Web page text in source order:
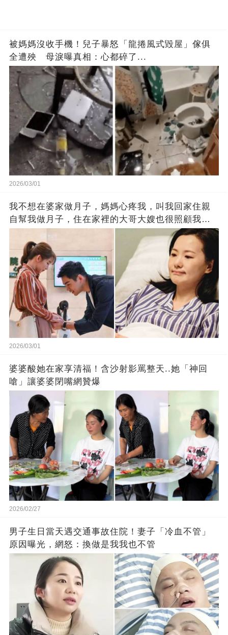
被媽媽沒收手機！兒子暴怒「龍捲風式毀屋」傢俱
全遭殃 母淚曝真相：心都碎了...
2026/03/01
我不想在婆家做月子，媽媽心疼我，叫我回家住親
自幫我做月子，住在家裡的大哥大嫂也很照顧我，
我很感動….身體好點後我親自煮一大桌的菜想感謝
全家，沒想到「5歲小姪女冒出一句話」我連夜抱剛
出生的兒子搬走 #發誓再也不回娘家住
2026/03/01
婆婆酸她在家享清福！含沙射影罵整天..她「神回
嗆」讓婆婆閉嘴網贊爆
2026/02/27
男子生日當天遇交通事故住院！妻子「冷血不管」
原因曝光，網怒：換做是我我也不管